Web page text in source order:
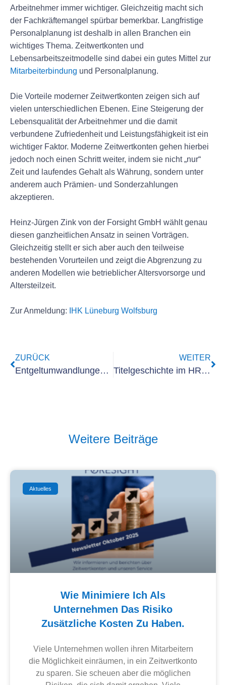
Arbeitnehmer immer wichtiger. Gleichzeitig macht sich
der Fachkräftemangel spürbar bemerkbar. Langfristige
Personalplanung ist deshalb in allen Branchen ein
wichtiges Thema. Zeitwertkonten und
Lebensarbeitszeitmodelle sind dabei ein gutes Mittel zur
Mitarbeiterbindung und Personalplanung.
Die Vorteile moderner Zeitwertkonten zeigen sich auf
vielen unterschiedlichen Ebenen. Eine Steigerung der
Lebensqualität der Arbeitnehmer und die damit
verbundene Zufriedenheit und Leistungsfähigkeit ist ein
wichtiger Faktor. Moderne Zeitwertkonten gehen hierbei
jedoch noch einen Schritt weiter, indem sie nicht „nur“
Zeit und laufendes Gehalt als Währung, sondern unter
anderem auch Prämien- und Sonderzahlungen
akzeptieren.
Heinz-Jürgen Zink von der Forsight GmbH wählt genau
diesen ganzheitlichen Ansatz in seinen Vorträgen.
Gleichzeitig stellt er sich aber auch den teilweise
bestehenden Vorurteilen und zeigt die Abgrenzung zu
anderen Modellen wie betrieblicher Altersvorsorge und
Altersteilzeit.
​​​​Zur Anmeldung: IHK Lüneburg Wolfsburg
ZURÜCK
Entgeltumwandlungen – Alles, was Sie wissen müssen
WEITER
Titelgeschichte im HR PERFORMANCE Magazin
Weitere Beiträge
Aktuelles
Wie Minimiere Ich Als
Unternehmen Das Risiko
Zusätzliche Kosten Zu Haben.
Viele Unternehmen wollen ihren Mitarbeitern
die Möglichkeit einräumen, in ein Zeitwertkonto
zu sparen. Sie scheuen aber die möglichen